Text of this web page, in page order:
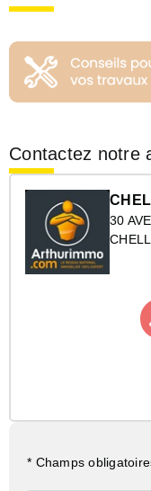
Contactez notre
30
* Champs